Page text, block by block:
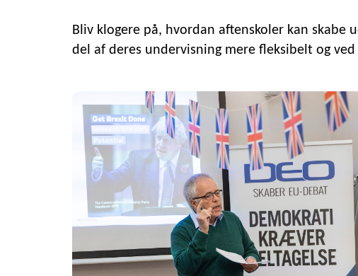
Bliv klogere på, hvordan aftenskoler kan skabe
del af deres undervisning mere fleksibelt og